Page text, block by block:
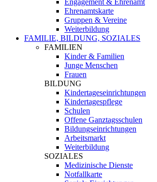
Engagement & Ehrenamt
Ehrenamtskarte
Gruppen & Vereine
Weiterbildung
FAMILIE, BILDUNG, SOZIALES
FAMILIEN
Kinder & Familien
Junge Menschen
Frauen
BILDUNG
Kindertageseinrichtungen
Kindertagespflege
Schulen
Offene Ganztagsschulen
Bildungseinrichtungen
Arbeitsmarkt
Weiterbildung
SOZIALES
Medizinische Dienste
Notfallkarte